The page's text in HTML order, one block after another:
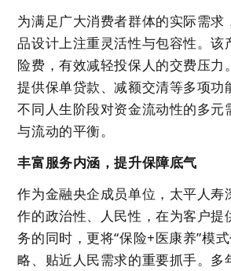
为满足广大消费者群体的实际需求
品设计上注重灵活性与包容性。该
险费，有效减轻投保人的交费压力
提供保单贷款、减额交清等多项功
不同人生阶段对资金流动性的多元
与流动的平衡。
丰富服务内涵，提升保障底气
作为金融央企成员单位，太平人寿
作的政治性、人民性，在为客户提
务的同时，更将“保险+医康养”模
略、贴近人民需求的重要抓手。多